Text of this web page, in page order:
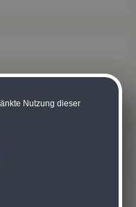
Nutzung dieser